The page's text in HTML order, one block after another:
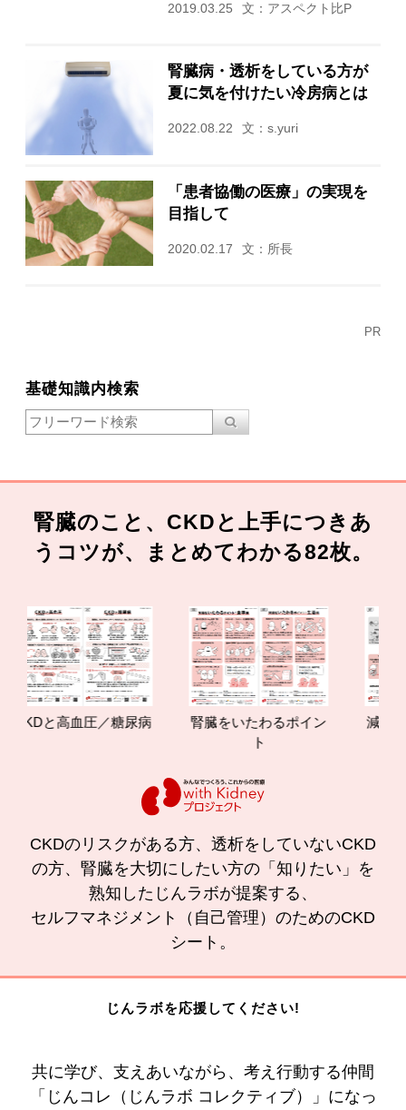
2019.03.25 文：アスペクト比P
腎臓病・透析をしている方が
夏に気を付けたい冷房病とは
2022.08.22 文：s.yuri
「患者協働の医療」の実現を
目指して
2020.02.17 文：所長
PR
基礎知識内検索
腎臓のこと、CKDと上手につきあ
うコツが、まとめてわかる82枚。
と高血圧／糖尿病
腎臓をいたわるポイン
減塩やた
CKDのリスクがある方、透析をしていないCKD
の方、腎臓を大切にしたい方の「知りたい」を
熟知したじんラボが提案する、
セルフマネジメント（自己管理）のためのCKD
シート。
じんラボを応援してください!
共に学び、支えあいながら、考え行動する仲間
「じんコレ（じんラボ コレクティブ）」になっ